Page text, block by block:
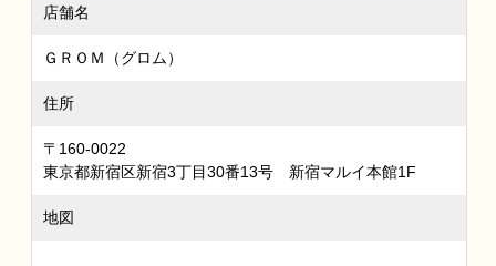
店舗名
ＧＲＯＭ（グロム）
住所
〒160-0022
東京都新宿区新宿3丁目30番13号 新宿マルイ本館1F
地図